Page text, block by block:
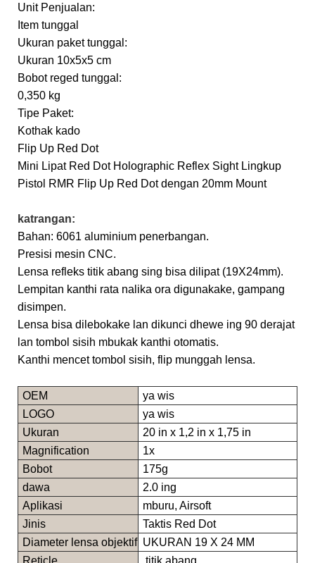
Unit Penjualan:
Item tunggal
Ukuran paket tunggal:
Ukuran 10x5x5 cm
Bobot reged tunggal:
0,350 kg
Tipe Paket:
Kothak kado
Flip Up Red Dot
Mini Lipat Red Dot Holographic Reflex Sight Lingkup
Pistol RMR Flip Up Red Dot dengan 20mm Mount
katrangan:
Bahan: 6061 aluminium penerbangan.
Presisi mesin CNC.
Lensa refleks titik abang sing bisa dilipat (19X24mm).
Lempitan kanthi rata nalika ora digunakake, gampang
disimpen.
Lensa bisa dilebokake lan dikunci dhewe ing 90 derajat
lan tombol sisih mbukak kanthi otomatis.
Kanthi mencet tombol sisih, flip munggah lensa.
OEM
ya wis
LOGO
ya wis
Ukuran
20 in x 1,2 in x 1,75 in
Magnification
1x
Bobot
175g
dawa
2.0 ing
Aplikasi
mburu, Airsoft
Jinis
Taktis Red Dot
Diameter lensa objektif UKURAN 19 X 24 MM
Reticle
titik abang